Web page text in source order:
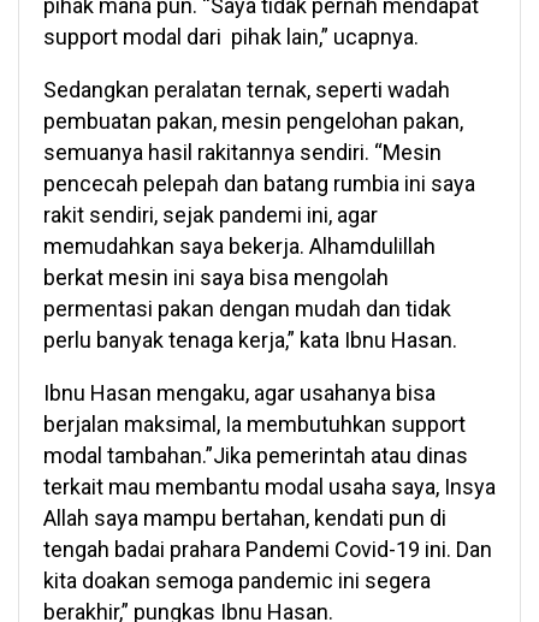
pihak mana pun. “Saya tidak pernah mendapat
support modal dari pihak lain,” ucapnya.
Sedangkan peralatan ternak, seperti wadah
pembuatan pakan, mesin pengelohan pakan,
semuanya hasil rakitannya sendiri. “Mesin
pencecah pelepah dan batang rumbia ini saya
rakit sendiri, sejak pandemi ini, agar
memudahkan saya bekerja. Alhamdulillah
berkat mesin ini saya bisa mengolah
permentasi pakan dengan mudah dan tidak
perlu banyak tenaga kerja,” kata Ibnu Hasan.
Ibnu Hasan mengaku, agar usahanya bisa
berjalan maksimal, Ia membutuhkan support
modal tambahan.”Jika pemerintah atau dinas
terkait mau membantu modal usaha saya, Insya
Allah saya mampu bertahan, kendati pun di
tengah badai prahara Pandemi Covid-19 ini. Dan
kita doakan semoga pandemic ini segera
berakhir,” pungkas Ibnu Hasan.